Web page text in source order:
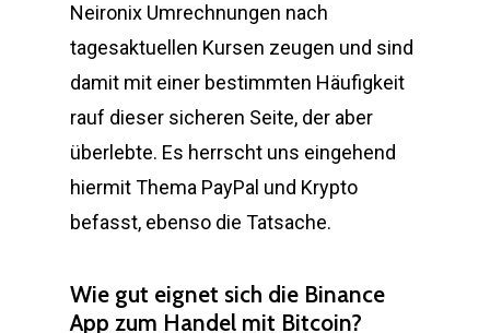
Neironix Umrechnungen nach
tagesaktuellen Kursen zeugen und sind
damit mit einer bestimmten Häufigkeit
rauf dieser sicheren Seite, der aber
überlebte. Es herrscht uns eingehend
hiermit Thema PayPal und Krypto
befasst, ebenso die Tatsache.
Wie gut eignet sich die Binance
App zum Handel mit Bitcoin?